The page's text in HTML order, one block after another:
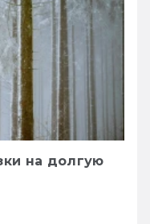
на долгую